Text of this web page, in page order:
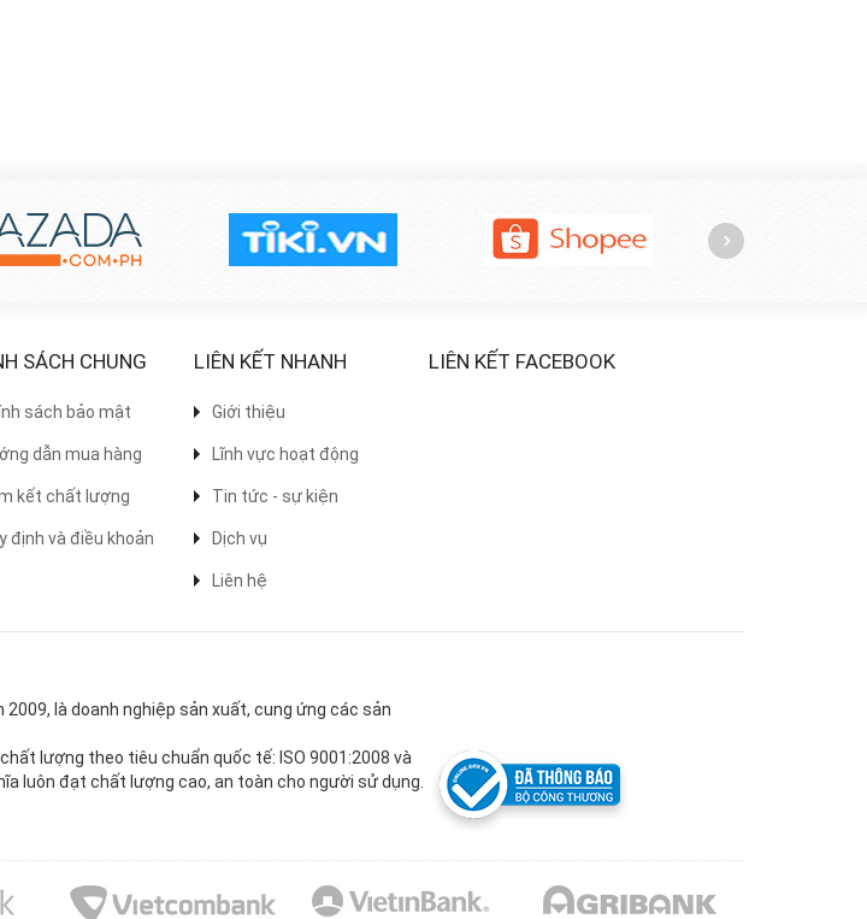
SÁCH CHUNG
sách bảo mật
dẫn mua hàng
kết chất lượng
định và điều khoản
LIÊN KẾT NHANH
Giới thiệu
Lĩnh vực hoạt động
Tin tức - sự kiện
Dịch vụ
Liên hệ
LIÊN KẾT FACEBOOK
là doanh nghiệp sản xuất, cung ứng các sản
lượng theo tiêu chuẩn quốc tế: ISO 9001:2008 và
luôn đạt chất lượng cao, an toàn cho người sử dụng.